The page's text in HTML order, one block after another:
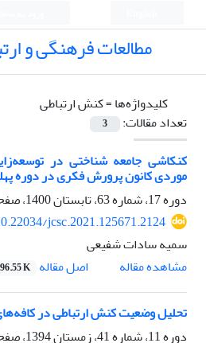
مطالعات فرهنگی و
کلیدواژه‌ها =کنش ارتباطی
تعداد مقالات:
3
کنکاشی جامعه شناختی در
موردی کانون پرورش فکری در دوره
دوره 17، شماره 63، تابستان 1400، صفحه
jcsc.2021.125671.2124
سمیه سادات شفیعی
مشاهده مقاله
اصل مقاله K
تحلیل وضعیت کنش ارتباطی در
دوره 11، شماره 41، زمستان 1394، صفحه